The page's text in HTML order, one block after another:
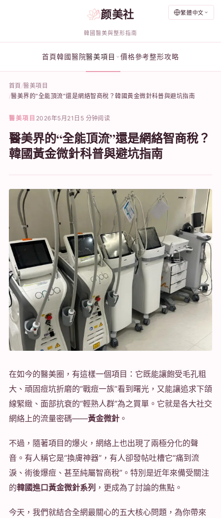
繁體中文
颜美社
韓國醫美與整形指南
首頁韓國醫院醫美項目 價格參考整形攻略
首頁 醫美項目
醫美界的“全能頂流”還是網絡智商稅？韓國黃金微針科普與避坑指南
醫美項目 2026年5月21日 5 分钟阅读
醫美界的“全能頂流”還是網絡智商稅？
韓國黃金微針科普與避坑指南
在如今的醫美圈，有這樣一個項目：它既能讓飽受毛孔粗
大、頑固痘坑折磨的“戰痘一族”看到曙光，又能讓追求下頜
線緊緻、面部抗衰的“輕熟人群”為之買單。它就是各大社交
網絡上的流量密碼——黃金微針 。
不過，隨著項目的爆火，網絡上也出現了兩極分化的聲
音。有人稱它是“換膚神器”，有人卻發帖吐槽它“痛到流
淚、術後爆痘、甚至純屬智商稅”。特別是近年來備受關注
的韓國進口黃金微針系列 ，更成為了討論的焦點。
今天，我們就結合全網最關心的五大核心問題，為你帶來